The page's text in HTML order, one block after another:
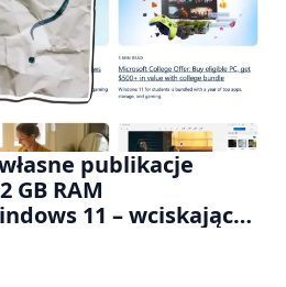
publikacje
GB RAM
11 – wciskając
z 8 GB RAM po